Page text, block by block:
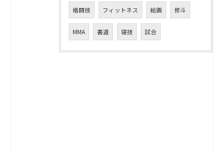
格闘技 フィットネス 絵画 修斗
MMA 書道 寝技 試合